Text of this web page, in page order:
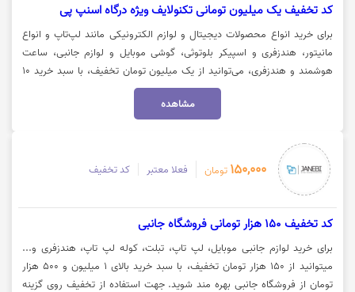
کد تخفیف یک میلیون تومانی تکنولایف ویژه درگاه اسنپ پی
برای خرید انواع محصولات دیجیتال و لوازم الکترونیکی مانند لپ‌تاپ و انواع
مانیتور، هندزفری و اسپیکر بلوتوثی، گوشی موبایل و لوازم جانبی، ساعت
هوشمند و هندزفری، می‌توانید از یک میلیون تومان تخفیف، با سبد خرید 10
میلیون تومان از فروشگاه تکنولایف بهره‌مند شوید. توجه داشته باشید که این
کد ویژه پرداخت از طریق درگاه اسنپ پی است.جهت مشاهده و خرید با تخفیف،
مشاهده
150,000 تومان فعلا معتبر کد تخفیف
کد تخفیف 150 هزار تومانی فروشگاه جانبی
برای خرید لوازم جانبی موبایل، لپ تاپ، تبلت، کوله لپ تاپ، هندزفری و...
میتوانید از 150 هزار تومان تخفیف، با سبد خرید بالای 1 میلیون و 500 هزار
تومان از فروشگاه جانبی بهره مند شوید. جهت استفاده از تخفیف روی گزینه